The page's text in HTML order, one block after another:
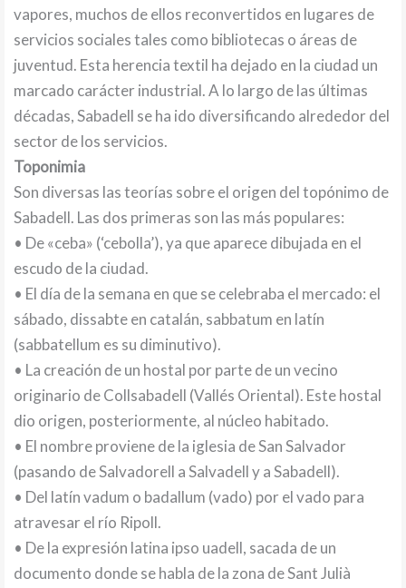
vapores, muchos de ellos reconvertidos en lugares de
servicios sociales tales como bibliotecas o áreas de
juventud. Esta herencia textil ha dejado en la ciudad un
marcado carácter industrial. A lo largo de las últimas
décadas, Sabadell se ha ido diversificando alrededor del
sector de los servicios.
Toponimia
Son diversas las teorías sobre el origen del topónimo de
Sabadell. Las dos primeras son las más populares:
• De «ceba» (‘cebolla’), ya que aparece dibujada en el
escudo de la ciudad.
• El día de la semana en que se celebraba el mercado: el
sábado, dissabte en catalán, sabbatum en latín
(sabbatellum es su diminutivo).
• La creación de un hostal por parte de un vecino
originario de Collsabadell (Vallés Oriental). Este hostal
dio origen, posteriormente, al núcleo habitado.
• El nombre proviene de la iglesia de San Salvador
(pasando de Salvadorell a Salvadell y a Sabadell).
• Del latín vadum o badallum (vado) por el vado para
atravesar el río Ripoll.
• De la expresión latina ipso uadell, sacada de un
documento donde se habla de la zona de Sant Julià